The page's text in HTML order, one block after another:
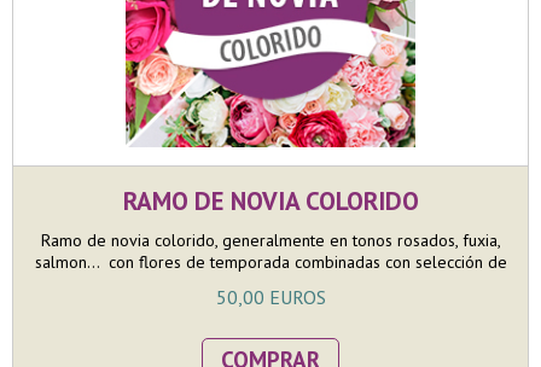
RAMO DE NOVIA COLORIDO
Ramo de novia colorido, generalmente en tonos rosados, fuxia,
salmon... con flores de temporada combinadas con selección de
confección con flores de temporada nos asegura que las flores
carbono de un ramo de novia con flores de temporada es mucho
50,00 EUROS
COMPRAR